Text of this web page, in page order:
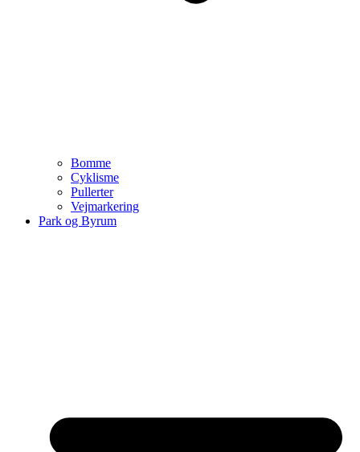
Bomme
Cyklisme
Pullerter
Vejmarkering
Park og Byrum